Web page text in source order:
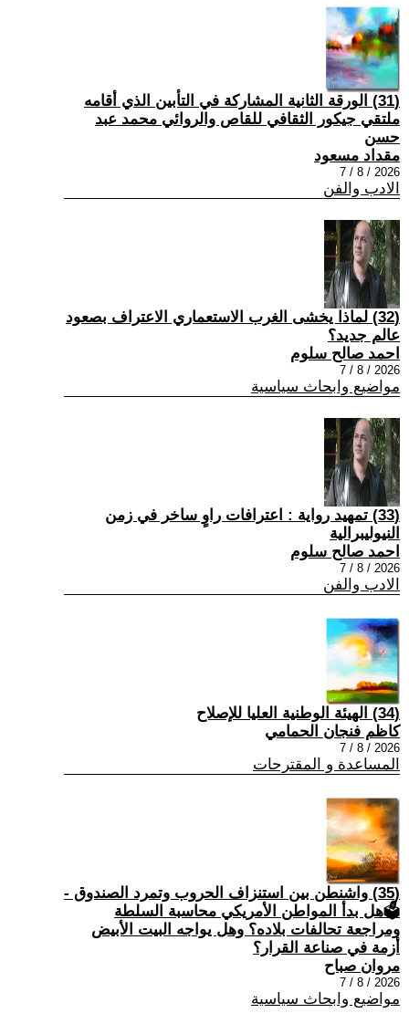
(31) الورقة الثانية المشاركة في التأبين الذي أقامه
ملتقي جيكور الثقافي للقاص والروائي محمد عبد
حسن
مقداد مسعود
2026 / 8 / 7
الادب والفن
(32) لماذا يخشى الغرب الاستعماري الاعتراف بصعود
عالم جديد؟
احمد صالح سلوم
2026 / 8 / 7
مواضيع وابحاث سياسية
(33) تمهيد رواية : اعترافات راوٍ ساخر في زمن
النيوليبرالية
احمد صالح سلوم
2026 / 8 / 7
الادب والفن
(34) الهيئة الوطنية العليا للإصلاح
كاظم فنجان الحمامي
2026 / 8 / 7
المساعدة و المقترحات
(35) واشنطن بين استنزاف الحروب وتمرد الصندوق -
🗳هل بدأ المواطن الأمريكي محاسبة السلطة
ومراجعة تحالفات بلاده؟ وهل يواجه البيت الأبيض
أزمة في صناعة القرار؟
مروان صباح
2026 / 8 / 7
مواضيع وابحاث سياسية